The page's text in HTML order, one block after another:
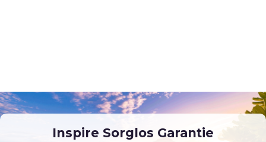
Inspire Sorglos Garantie